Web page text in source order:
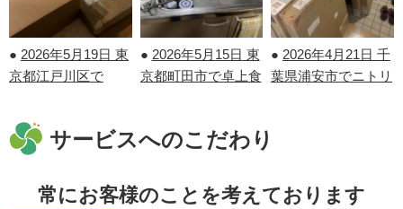
● 2026年5月19日 東
京都江戸川区で
立てを行いました！
● 2026年5月15日 東
京都町田市で卓上食
● 2026年4月21日 千
葉県浦安市でニトリ
サービスへのこだわり
常にお客様のことを考えております